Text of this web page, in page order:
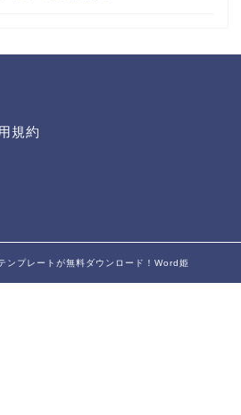
規約
プレートが無料ダウンロード！Word姫